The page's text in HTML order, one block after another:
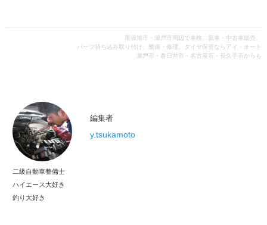
尾張旭市・瀬戸市周辺で車検、新車・中古車販売、
パーツ持ち込み取り付け、整備・修理、タイヤ保管ならアイ・オート
瀬戸市・春日井市・名古屋市・長久手市からも
編集者
y.tsukamoto
二級自動車整備士
ハイエース大好き
釣り大好き